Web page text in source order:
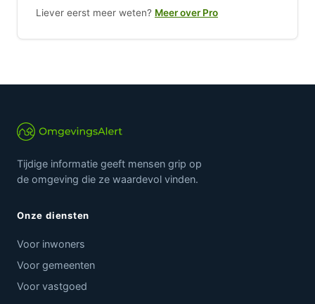
Liever eerst meer weten? Meer over Pro
Tijdige informatie geeft mensen grip op
de omgeving die ze waardevol vinden.
Onze diensten
Voor inwoners
Voor gemeenten
Voor vastgoed